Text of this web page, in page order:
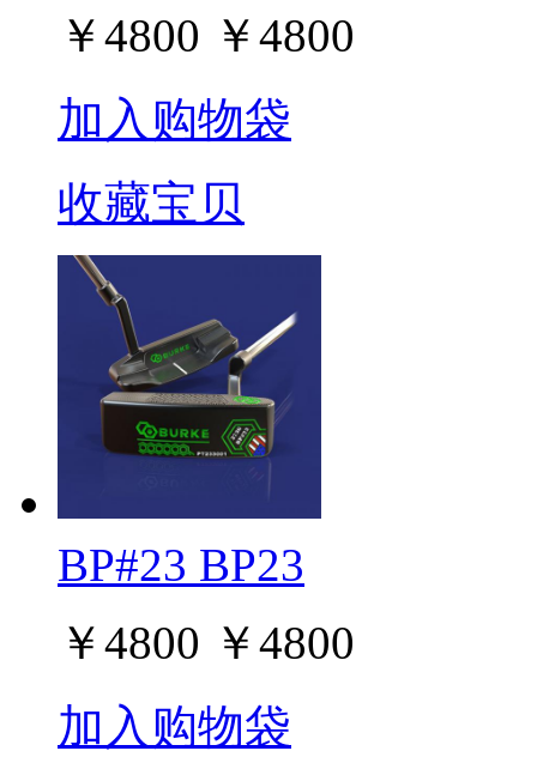
￥4800 ￥4800
加入购物袋
收藏宝贝
BP#23 BP23
￥4800 ￥4800
加入购物袋